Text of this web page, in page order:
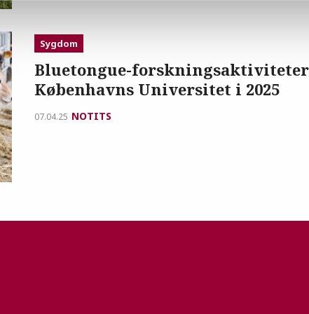
Sygdom
Bluetongue-
Københavns Universitet i 2025
07.04.25 NOTITS